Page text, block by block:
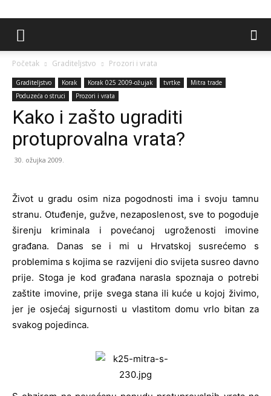
Početak Graditeljstvo Prozori i vrata
Graditeljstvo Korak Korak 025 2009-ožujak tvrtke
Mitra trade
Poduzeća o struci
Prozori i vrata
Kako i zašto ugraditi
protuprovalna vrata?
30. ožujka 2009.
Život u gradu osim niza pogodnosti ima i svoju tamnu
stranu. Otuđenje, gužve, nezaposlenost, sve to pogoduje
širenju kriminala i povećanoj ugroženosti imovine
građana. Danas se i mi u Hrvatskoj susrećemo s
problemima s kojima se razvijeni dio svijeta susreo davno
prije. Stoga je kod građana narasla spoznaja o potrebi
zaštite imovine, prije svega stana ili kuće u kojoj živimo,
jer je osjećaj sigurnosti u vlastitom domu vrlo bitan za
svakog pojedinca.